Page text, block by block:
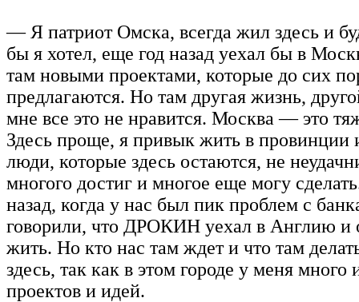
— Я патриот Омска, всегда жил здесь и
бы я хотел, еще год назад уехал бы в
там новыми проектами, которые до сих
предлагаются. Но там другая жизнь,
мне все это не нравится. Москва — это
Здесь проще, я привык жить в провинции
люди, которые здесь остаются, не
многого достиг и многое еще могу
назад, когда у нас был пик проблем с
говорили, что ДРОКИН уехал в Англию и
жить. Но кто нас там ждет и что там
здесь, так как в этом городе у меня много
проектов и идей.